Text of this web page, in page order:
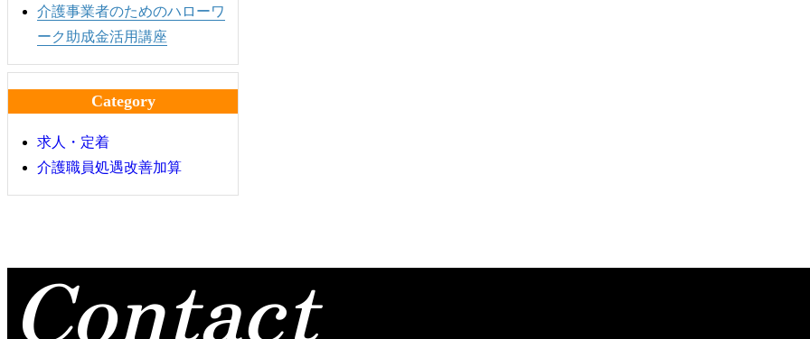
介護事業者のためのハローワ
ーク助成金活用講座
Category
求人・定着
介護職員処遇改善加算
Contact